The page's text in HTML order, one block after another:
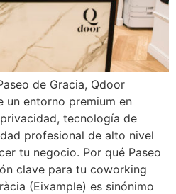
de Gracia, Qdoor
un entorno premium en
tecnología de
profesional de alto nivel
tu negocio. Por qué Paseo
clave para tu coworking
(Eixample) es sinónimo